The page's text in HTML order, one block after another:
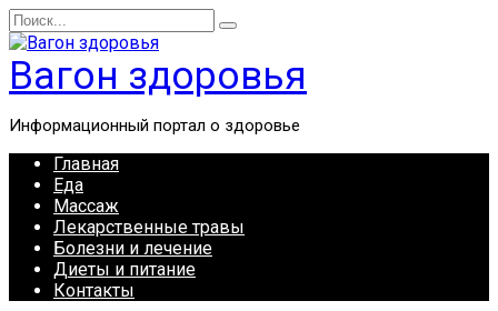
Перейти
к
содержанию
Search
for:
Вагон здоровья
Информационный портал о здоровье
Главная
Еда
Массаж
Лекарственные травы
Болезни и лечение
Диеты и питание
Контакты